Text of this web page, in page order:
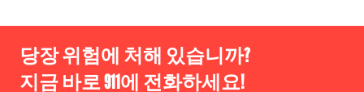
당장 위험에 처해 있습니까?
지금 바로 911에 전화하세요!